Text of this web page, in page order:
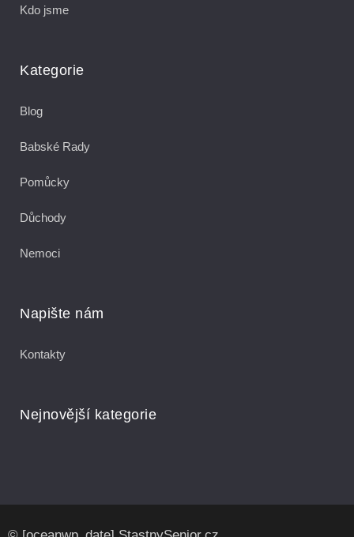
Kdo jsme
Kategorie
Blog
Babské Rady
Pomůcky
Důchody
Nemoci
Napište nám
Kontakty
Nejnovější kategorie